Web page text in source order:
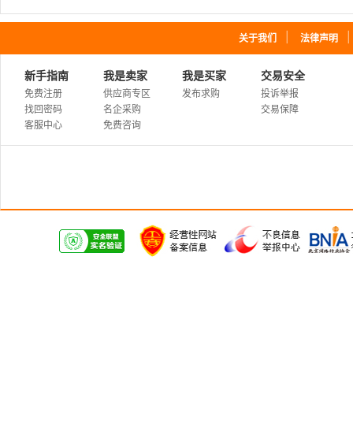
关于我们 法律声明
新手指南
免费注册
找回密码
客服中心
我是卖家
供应商专区
名企采购
免费咨询
我是买家
发布求购
交易安全
投诉举报
交易保障